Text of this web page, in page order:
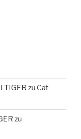
zu Cat
zu